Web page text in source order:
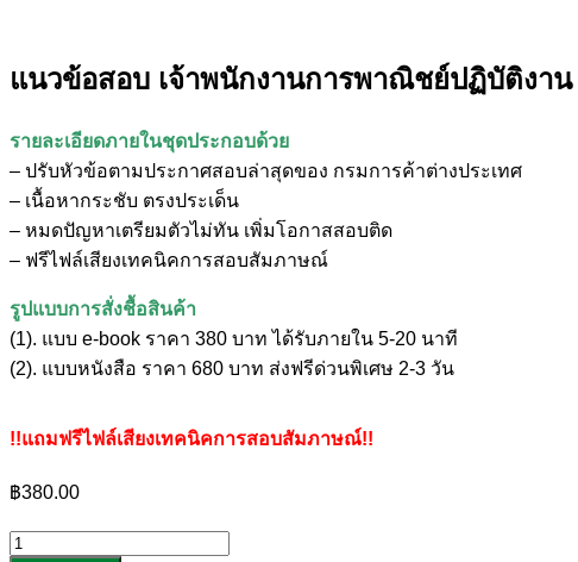
แนวข้อสอบ เจ้าพนักงานการพาณิชย์ปฏิบัติงาน
รายละเอียดภายในชุดประกอบด้วย
– ปรับหัวข้อตามประกาศสอบล่าสุดของ กรมการค้าต่างประเทศ
– เนื้อหากระชับ ตรงประเด็น
– หมดปัญหาเตรียมตัวไม่ทัน เพิ่มโอกาสสอบติด
– ฟรีไฟล์เสียงเทคนิคการสอบสัมภาษณ์
รูปแบบการสั่งชื้อสินค้า
(1). แบบ e-book ราคา 380 บาท ได้รับภายใน 5-20 นาที
(2). แบบหนังสือ ราคา 680 บาท ส่งฟรีด่วนพิเศษ 2-3 วัน
!!แถมฟรีไฟล์เสียงเทคนิคการสอบสัมภาษณ์!!
฿380.00
จำนวน